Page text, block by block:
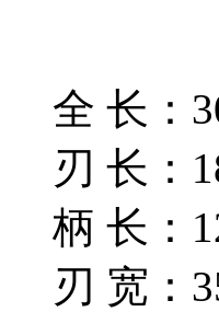
全 长：
刃 长：
柄 长：
刃 宽：